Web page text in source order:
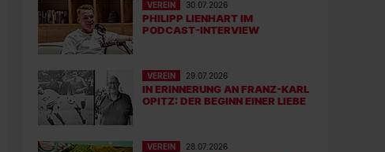
VEREIN 30.07.2026
PHILIPP LIENHART IM
PODCAST-INTERVIEW
VEREIN 29.07.2026
IN ERINNERUNG AN FRANZ-KARL
OPITZ: DER BEGINN EINER LIEBE
VEREIN 28.07.2026